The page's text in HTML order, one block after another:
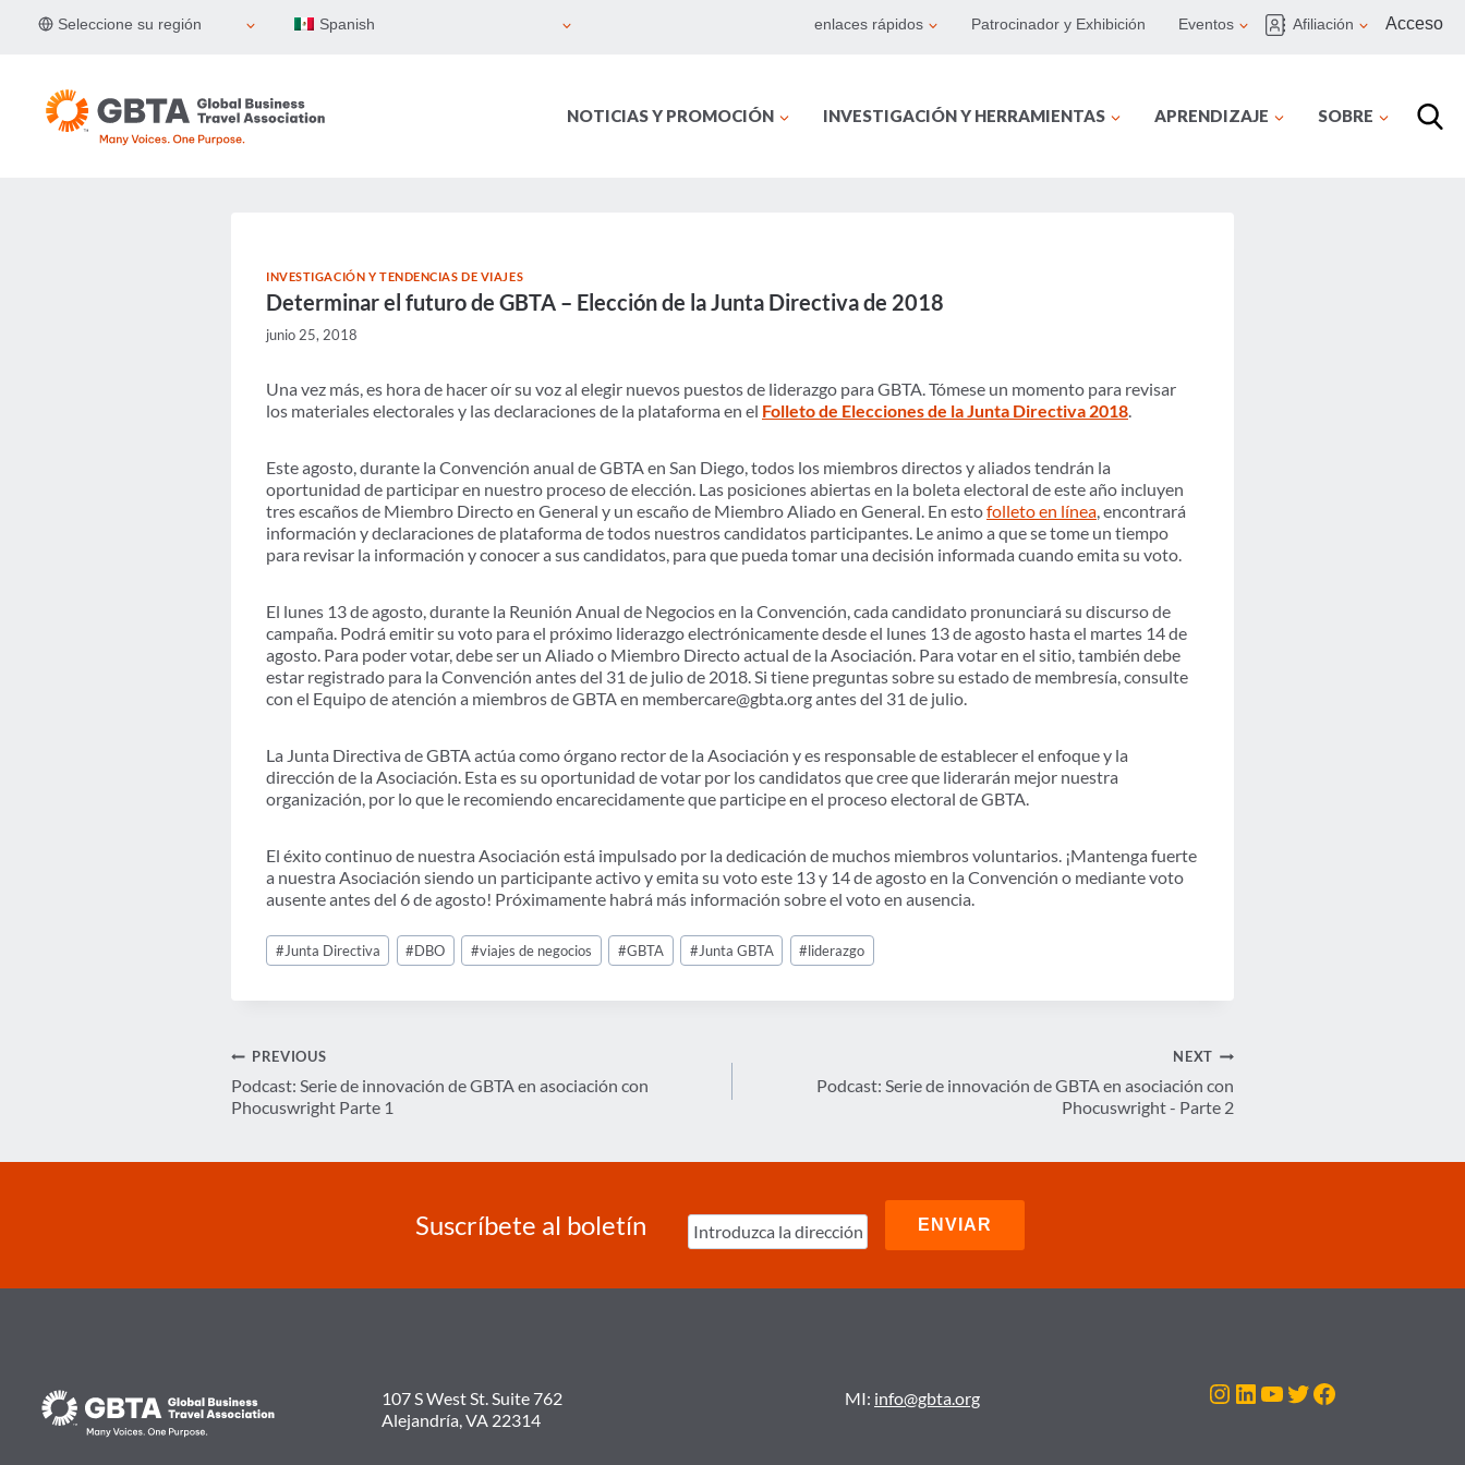
Seleccione su región Spanish enlaces rápidos Patrocinador y Exhibición Eventos Afiliación Acceso
NOTICIAS Y PROMOCIÓN INVESTIGACIÓN Y HERRAMIENTAS APRENDIZAJE SOBRE
INVESTIGACIÓN Y TENDENCIAS DE VIAJES
Determinar el futuro de GBTA – Elección de la Junta Directiva de 2018
junio 25, 2018
Una vez más, es hora de hacer oír su voz al elegir nuevos puestos de liderazgo para GBTA. Tómese un momento para revisar
los materiales electorales y las declaraciones de la plataforma en el Folleto de Elecciones de la Junta Directiva 2018.
Este agosto, durante la Convención anual de GBTA en San Diego, todos los miembros directos y aliados tendrán la
oportunidad de participar en nuestro proceso de elección. Las posiciones abiertas en la boleta electoral de este año incluyen
tres escaños de Miembro Directo en General y un escaño de Miembro Aliado en General. En estofolleto en línea, encontrará
información y declaraciones de plataforma de todos nuestros candidatos participantes. Le animo a que se tome un tiempo
para revisar la información y conocer a sus candidatos, para que pueda tomar una decisión informada cuando emita su voto.
El lunes 13 de agosto, durante la Reunión Anual de Negocios en la Convención, cada candidato pronunciará su discurso de
campaña. Podrá emitir su voto para el próximo liderazgo electrónicamente desde el lunes 13 de agosto hasta el martes 14 de
agosto. Para poder votar, debe ser un Aliado o Miembro Directo actual de la Asociación. Para votar en el sitio, también debe
estar registrado para la Convención antes del 31 de julio de 2018. Si tiene preguntas sobre su estado de membresía, consulte
con el Equipo de atención a miembros de GBTA en membercare@gbta.org antes del 31 de julio.
La Junta Directiva de GBTA actúa como órgano rector de la Asociación y es responsable de establecer el enfoque y la
dirección de la Asociación. Esta es su oportunidad de votar por los candidatos que cree que liderarán mejor nuestra
organización, por lo que le recomiendo encarecidamente que participe en el proceso electoral de GBTA.
El éxito continuo de nuestra Asociación está impulsado por la dedicación de muchos miembros voluntarios. ¡Mantenga fuerte
a nuestra Asociación siendo un participante activo y emita su voto este 13 y 14 de agosto en la Convención o mediante voto
ausente antes del 6 de agosto! Próximamente habrá más información sobre el voto en ausencia.
Post
Tags:
#Junta Directiva #DBO #viajes de negocios #GBTA #Junta GBTA #liderazgo
Navegación
de
entradas
PREVIOUS
Podcast: Serie de innovación de GBTA en asociación con
Phocuswright Parte 1
NEXT
Podcast: Serie de innovación de GBTA en asociación con
Phocuswright - Parte 2
Suscríbete al boletín
107 S West St. Suite 762
Alejandría, VA 22314
MI: info@gbta.org Instagram
LinkedIn
YouTube
Twitter
Facebook